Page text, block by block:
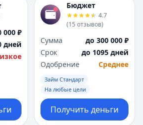
000 ₽
дней
Бюджет
4.7
(15 отзывов)
Сумма
до 300 000 ₽
Срок
до 1095 дней
Одобрение
Среднее
Займ Стандарт
На любые цели
Получить деньги